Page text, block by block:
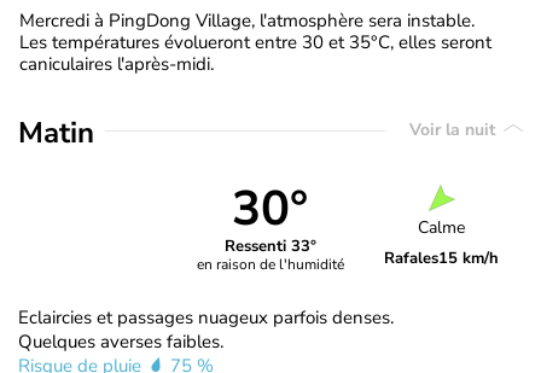
Mercredi à PingDong Village, l'atmosphère sera instable.
Les températures évolueront entre 30 et 35°C, elles seront
caniculaires l'après-midi.
Matin Voir la nuit
30°
Ressenti 33°
en raison de l'humidité
Calme
Rafales15 km/h
Eclaircies et passages nuageux parfois denses.
Quelques averses faibles.
Risque de pluie
75 %